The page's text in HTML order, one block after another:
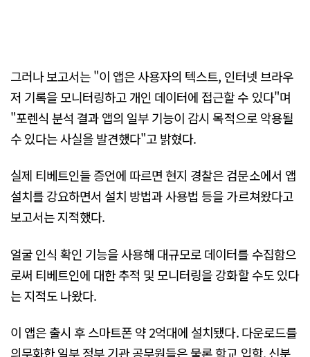
그러나 보고서는 "이 앱은 사용자의 텍스트, 인터넷 브라우
저 기록을 모니터링하고 개인 데이터에 접근할 수 있다"며
"포렌식 분석 결과 앱의 일부 기능이 감시 목적으로 악용될
수 있다는 사실을 발견했다"고 밝혔다.
실제 티베트인들 증언에 따르면 현지 경찰은 검문소에서 앱
설치를 강요하면서 설치 방법과 사용법 등을 가르쳐왔다고
보고서는 지적했다.
얼굴 인식 확인 기능을 사용해 대규모로 데이터를 수집함으
로써 티베트인에 대한 추적 및 모니터링을 강화할 수도 있다
는 지적도 나왔다.
이 앱은 출시 후 스마트폰 약 2억대에 설치됐다. 다운로드를
의무화한 일부 정부 기관 공무원들은 물론 학교 입학, 신분